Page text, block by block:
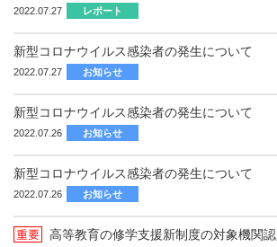
2022.07.27 レポート
新型コロナウイルス感染者の発生について
2022.07.27 お知らせ
新型コロナウイルス感染者の発生について
2022.07.26 お知らせ
新型コロナウイルス感染者の発生について
2022.07.26 お知らせ
高等教育の修学支援新制度の対象機関